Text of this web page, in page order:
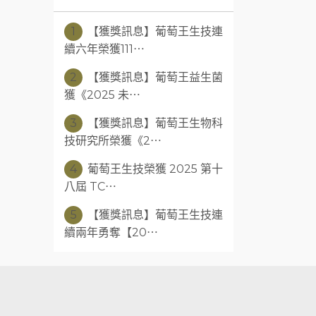
1
【獲獎訊息】葡萄王生技連
續六年榮獲111⋯
2
【獲獎訊息】葡萄王益生菌
獲《2025 未⋯
3
【獲獎訊息】葡萄王生物科
技研究所榮獲《2⋯
4
葡萄王生技榮獲 2025 第十
八屆 TC⋯
5
【獲獎訊息】葡萄王生技連
續兩年勇奪【20⋯